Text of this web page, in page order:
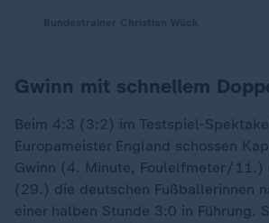
Gwinn mit schnellem
Beim 4:3 (3:2) im Testspiel-
Europameister England schossen
Gwinn (4. Minute, Foulelfmeter/11.)
(29.) die deutschen Fußballerinnen
einer halben Stunde 3:0 in Führung.